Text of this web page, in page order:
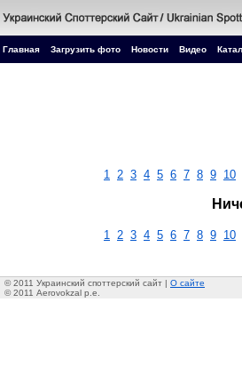
Главная Загрузить фото Новости Видео
1 2 3 4 5 6 7 8 9 10
1 2 3 4 5 6 7 8 9 10
© 2011 Украинский споттерский сайт | О сайте
© 2011 Aerovokzal p.e.